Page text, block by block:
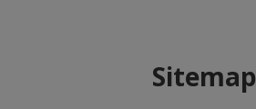
Sitemap